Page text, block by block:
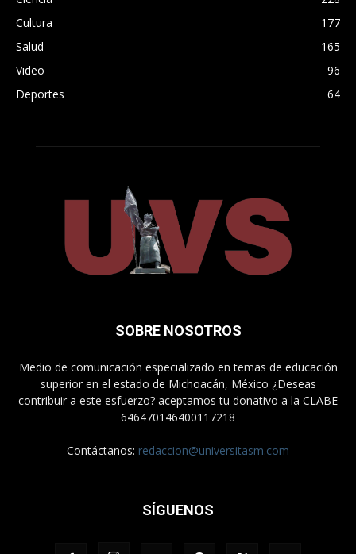
Cultura
177
Salud
165
Video
96
Deportes
64
SOBRE NOSOTROS
Medio de comunicación especializado en temas de educación
superior en el estado de Michoacán, México ¿Deseas
contribuir a este esfuerzo? aceptamos tu donativo a la CLABE
646470146400117218
Contáctanos: redaccion@universitasm.com
SÍGUENOS